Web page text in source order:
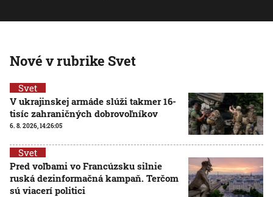
Nové v rubrike Svet
Svet
V ukrajinskej armáde slúži takmer 16-
tisíc zahraničných dobrovoľníkov
6. 8. 2026, 14:26:05
Svet
Pred voľbami vo Francúzsku silnie
ruská dezinformačná kampaň. Terčom
sú viacerí politici